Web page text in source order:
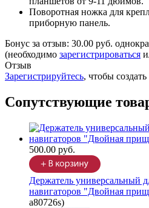
Поворотная ножка для
приборную панель.
Бонус за отзыв: 30.00 руб.
(необходимо зарегистрироваться
Отзыв
Зарегистрируйтесь, чтобы
Сопутствующие
500.00 руб.
Держатель универсальный
навигаторов "Двойная
a80726s)